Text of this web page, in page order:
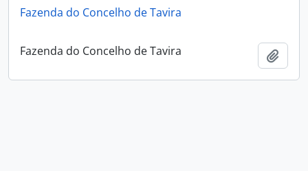
Fazenda do Concelho de Tavira
Fazenda do Concelho de Tavira